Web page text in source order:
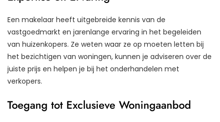
Een makelaar heeft uitgebreide kennis van de
vastgoedmarkt en jarenlange ervaring in het begeleiden
van huizenkopers. Ze weten waar ze op moeten letten bij
het bezichtigen van woningen, kunnen je adviseren over de
juiste prijs en helpen je bij het onderhandelen met
verkopers.
Toegang tot Exclusieve Woningaanbod